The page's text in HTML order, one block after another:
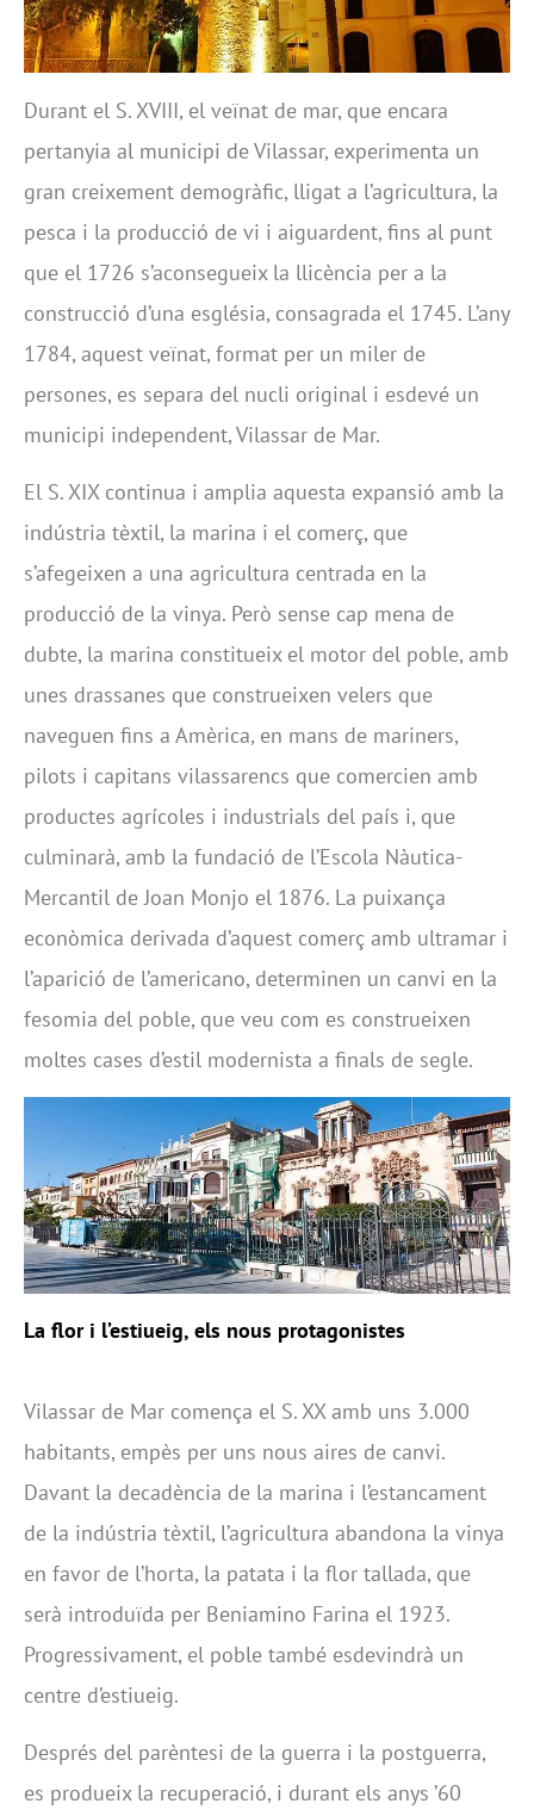
Durant el S. XVIII, el veïnat de mar, que encara
pertanyia al municipi de Vilassar, experimenta un
gran creixement demogràfic, lligat a l’agricultura, la
pesca i la producció de vi i aiguardent, fins al punt
que el 1726 s’aconsegueix la llicència per a la
construcció d’una església, consagrada el 1745. L’any
1784, aquest veïnat, format per un miler de
persones, es separa del nucli original i esdevé un
municipi independent, Vilassar de Mar.
El S. XIX continua i amplia aquesta expansió amb la
indústria tèxtil, la marina i el comerç, que
s’afegeixen a una agricultura centrada en la
producció de la vinya. Però sense cap mena de
dubte, la marina constitueix el motor del poble, amb
unes drassanes que construeixen velers que
naveguen fins a Amèrica, en mans de mariners,
pilots i capitans vilassarencs que comercien amb
productes agrícoles i industrials del país i, que
culminarà, amb la fundació de l’Escola Nàutica-
Mercantil de Joan Monjo el 1876. La puixança
econòmica derivada d’aquest comerç amb ultramar i
l’aparició de l’americano, determinen un canvi en la
fesomia del poble, que veu com es construeixen
moltes cases d’estil modernista a finals de segle.
La flor i l’estiueig, els nous protagonistes
Vilassar de Mar comença el S. XX amb uns 3.000
habitants, empès per uns nous aires de canvi.
Davant la decadència de la marina i l’estancament
de la indústria tèxtil, l’agricultura abandona la vinya
en favor de l’horta, la patata i la flor tallada, que
serà introduïda per Beniamino Farina el 1923.
Progressivament, el poble també esdevindrà un
centre d’estiueig.
Després del parèntesi de la guerra i la postguerra,
es produeix la recuperació, i durant els anys ’60